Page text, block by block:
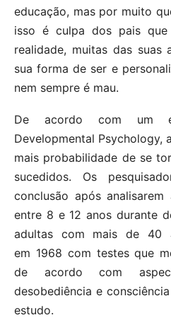
educação, mas por muito
isso é culpa dos pais que
realidade, muitas das
sua forma de ser e
nem sempre é mau.
De acordo com um
Developmental Psychology,
mais probabilidade de se
sucedidos. Os
conclusão após
entre 8 e 12 anos durante
adultas com mais de 40
em 1968 com testes que
de acordo com
desobediência e
estudo.